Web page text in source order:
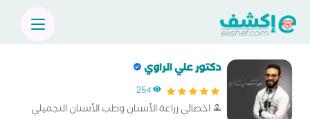
دكتور علي الراوي
254
اخصائي زراعة الأسنان وطب الأسنان التجميلي